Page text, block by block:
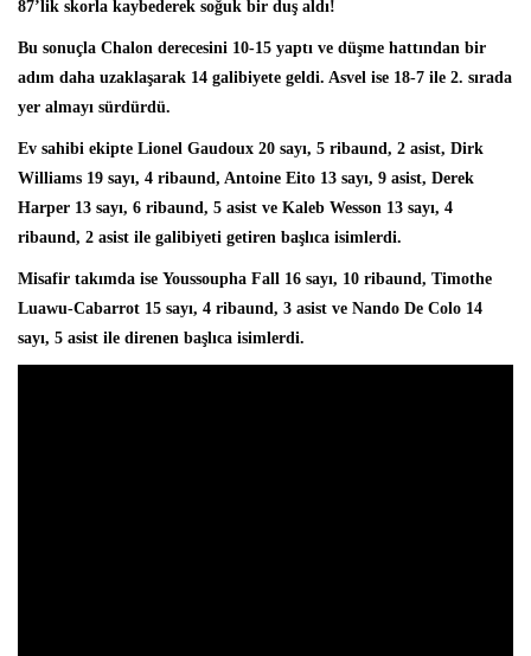
87’lik skorla kaybederek soğuk bir duş aldı!
Bu sonuçla Chalon derecesini 10-15 yaptı ve düşme hattından bir
adım daha uzaklaşarak 14 galibiyete geldi. Asvel ise 18-7 ile 2. sırada
yer almayı sürdürdü.
Ev sahibi ekipte Lionel Gaudoux 20 sayı, 5 ribaund, 2 asist, Dirk
Williams 19 sayı, 4 ribaund, Antoine Eito 13 sayı, 9 asist, Derek
Harper 13 sayı, 6 ribaund, 5 asist ve Kaleb Wesson 13 sayı, 4
ribaund, 2 asist ile galibiyeti getiren başlıca isimlerdi.
Misafir takımda ise Youssoupha Fall 16 sayı, 10 ribaund, Timothe
Luawu-Cabarrot 15 sayı, 4 ribaund, 3 asist ve Nando De Colo 14
sayı, 5 asist ile direnen başlıca isimlerdi.